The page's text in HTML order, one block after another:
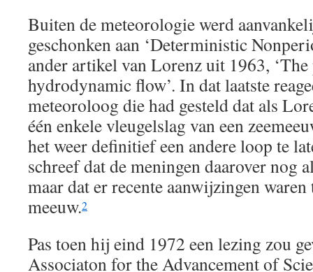
Buiten de meteorologie werd
geschonken aan ‘Deterministic
ander artikel van Lorenz uit 1963,
hydrodynamic flow’. In dat laatste
meteoroloog die had gesteld dat als
één enkele vleugelslag van een
het weer definitief een andere loop te
schreef dat de meningen daarover nog
maar dat er recente aanwijzingen waren
meeuw.2
Pas toen hij eind 1972 een lezing zou
Associaton for the Advancement of